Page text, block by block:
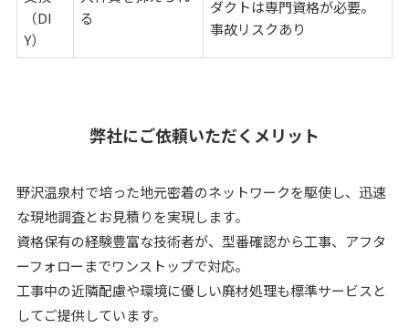
（DI
Y）
る
ダクトは専門資格が必要。
事故リスクあり
弊社にご依頼いただくメリット
野沢温泉村で培った地元密着のネットワークを駆使し、迅速
な現地調査とお見積りを実現します。
資格保有の経験豊富な技術者が、型番確認から工事、アフタ
ーフォローまでワンストップで対応。
工事中の近隣配慮や環境に優しい廃材処理も標準サービスと
してご提供しています。